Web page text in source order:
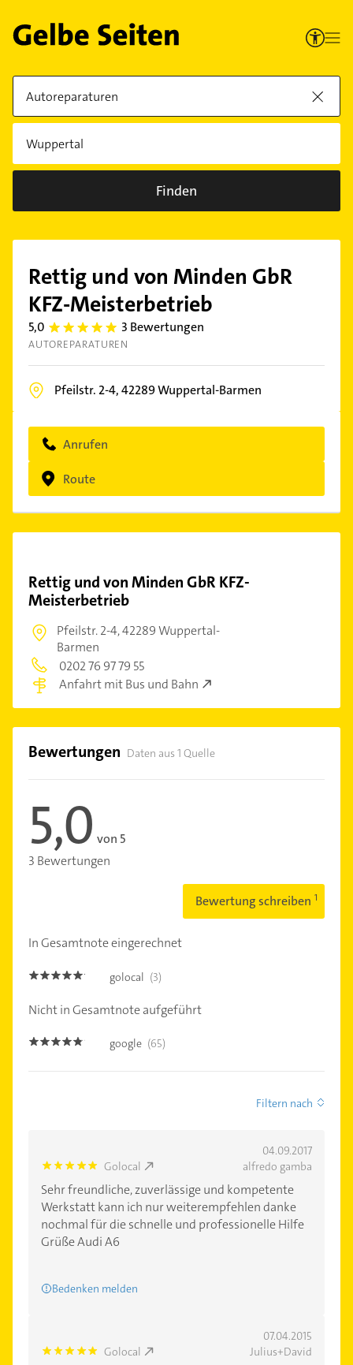
Finden
Rettig und von Minden GbR
KFZ-Meisterbetrieb
5,0 5.0 3 Bewertungen
AUTOREPARATUREN
Pfeilstr. 2-4,42289Wuppertal-Barmen
Anrufen
Route
Rettig und von Minden GbR KFZ-
Meisterbetrieb
Pfeilstr. 2-4,42289 Wuppertal-
Barmen
0202 76 97 79 55
Anfahrt mit Bus und Bahn
Bewertungen Daten aus 1 Quelle
5,0 von 5
3 Bewertungen
Bewertung schreiben
In Gesamtnote eingerechnet
5.0 golocal (3)
Nicht in Gesamtnote aufgeführt
4.7000003 google (65)
Filtern nach
04.09.2017
5.0 Golocal alfredo gamba
Sehr freundliche, zuverlässige und kompetente
Werkstatt kann ich nur weiterempfehlen danke
nochmal für die schnelle und professionelle Hilfe
Grüße Audi A6
Bedenken melden
07.04.2015
5.0 Golocal Julius+David